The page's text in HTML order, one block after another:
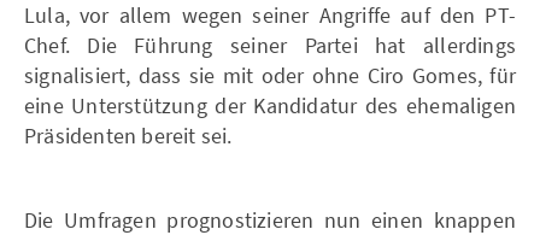
Lula, vor allem wegen seiner Angriffe auf den PT-
Chef. Die Führung seiner Partei hat allerdings
signalisiert, dass sie mit oder ohne Ciro Gomes, für
eine Unterstützung der Kandidatur des ehemaligen
Präsidenten bereit sei.
Die Umfragen prognostizieren nun einen knappen